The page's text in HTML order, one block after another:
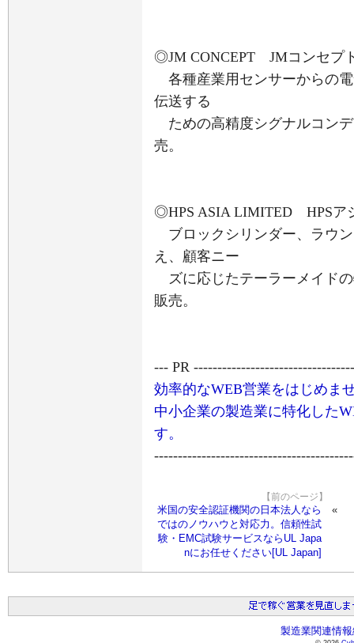
◎JM CONCEPT JMコンセプ
各種産業用センサーからの
伝送する
ための高精度シグナルコン
売。
◎HPS ASIA LIMITED HPSア
ブロックシリンダー、ラウ
え、顧客ニー
ズに応じたテーラーメイド
販売。
--- PR
効率的なWEB営業をはじめま
中小企業の製造業に特化した
す。
【前のページ】
米国の安全認証機関の日本法人なら
ではのノウハウと対応力。信頼性試
験・EMC試験サービスならUL Japa
nにお任せください[UL Japan]
製造業関連情